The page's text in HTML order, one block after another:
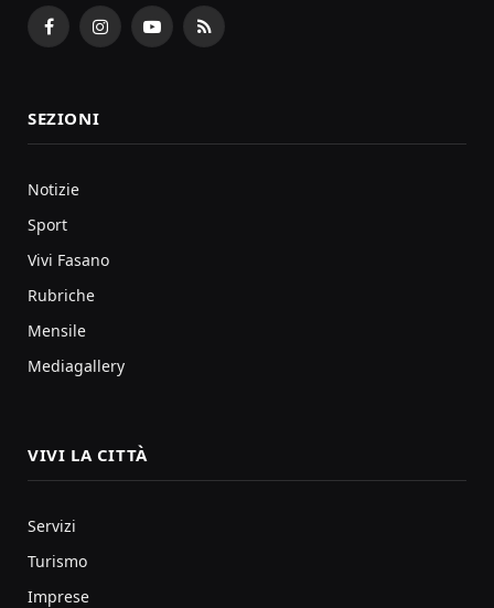
FacebookInstagramYouTubeRSS
SEZIONI
Notizie
Sport
Vivi Fasano
Rubriche
Mensile
Mediagallery
VIVI LA CITTÀ
Servizi
Turismo
Imprese